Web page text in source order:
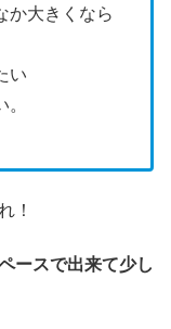
か大きくなら
い
！
ースで出来て少し